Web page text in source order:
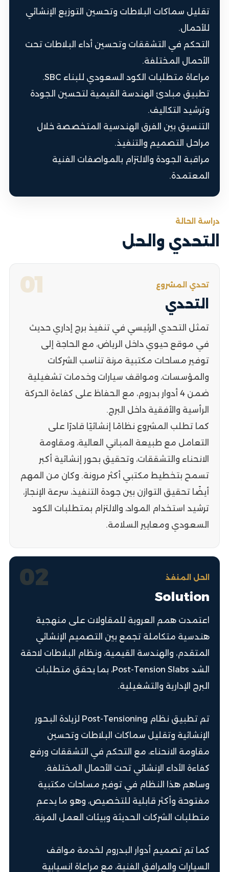
تقليل سماكات البلاطات وتحسين التوزيع الإنشائي
للأحمال.
التحكم في التشققات وتحسين أداء البلاطات تحت
الأحمال المختلفة.
مراعاة متطلبات الكود السعودي للبناء SBC.
تطبيق مبادئ الهندسة القيمية لتحسين الجودة
وترشيد التكاليف.
التنسيق بين الفرق الهندسية المتخصصة خلال
مراحل التصميم والتنفيذ.
مراقبة الجودة والالتزام بالمواصفات الفنية
المعتمدة.
دراسة الحالة
التحدي والحل
01 تحدي المشروع
التحدي
تمثل التحدي الرئيسي في تنفيذ برج إداري حديث
في موقع حيوي داخل الرياض، مع الحاجة إلى
توفير مساحات مكتبية مرنة تناسب الشركات
والمؤسسات، ومواقف سيارات وخدمات تشغيلية
ضمن 4 أدوار بدروم، مع الحفاظ على كفاءة الحركة
الرأسية والأفقية داخل البرج.
كما تطلب المشروع نظامًا إنشائيًا قادرًا على
التعامل مع طبيعة المباني العالية، ومقاومة
الانحناء والتشققات، وتحقيق بحور إنشائية أكبر
تسمح بتخطيط مكتبي أكثر مرونة. وكان من المهم
أيضًا تحقيق التوازن بين جودة التنفيذ، سرعة الإنجاز،
ترشيد استخدام المواد، والالتزام بمتطلبات الكود
السعودي ومعايير السلامة.
02 الحل المنفذ
Solution
اعتمدت همم العروبة للمقاولات على منهجية
هندسية متكاملة تجمع بين التصميم الإنشائي
المتقدم، والهندسة القيمية، ونظام البلاطات لاحقة
الشد Post-Tension Slabs، بما يحقق متطلبات
البرج الإدارية والتشغيلية.
تم تطبيق نظام Post-Tensioning لزيادة البحور
الإنشائية وتقليل سماكات البلاطات وتحسين
مقاومة الانحناء، مع التحكم في التشققات ورفع
كفاءة الأداء الإنشائي تحت الأحمال المختلفة.
وساهم هذا النظام في توفير مساحات مكتبية
مفتوحة وأكثر قابلية للتخصيص، وهو ما يدعم
متطلبات الشركات الحديثة وبيئات العمل المرنة.
كما تم تصميم أدوار البدروم لخدمة مواقف
السيارات والمرافق الفنية، مع مراعاة انسيابية